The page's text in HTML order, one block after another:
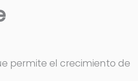
permite el crecimiento de